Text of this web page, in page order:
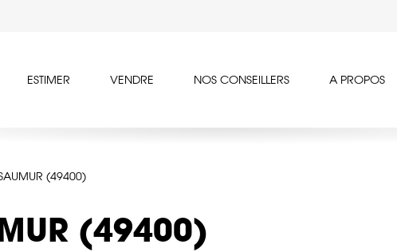
ESTIMER VENDRE NOS CONSEILLERS A PROPOS
(49400)
(49400)